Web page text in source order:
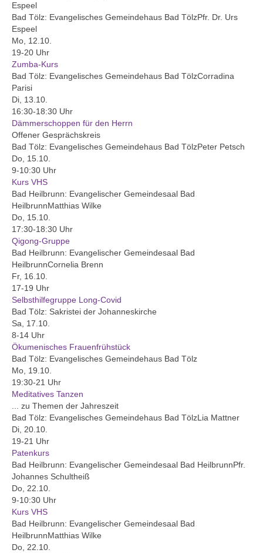
Beauftragungen
Protokolle
Johanneskirche Bad Tölz
Altarbild „Kreuzigung“ von Lovis Corinth
Karte der Ortsteile
Dekanat Bad Tölz
Evang. Erwachsenenbildung Oberland
Evang. Kirche in Deutschland
Kirchenmusik
Organisten
Männerchor
Projektchor für Frauen
Joyce
Jugend
Bilder Jugendarbeit
Freizeiten
Espeel
Bad Tölz: Evangelisches Gemeindehaus Bad TölzPfr. Dr. Urs
Espeel
Mo, 12.10.
19-20 Uhr
Zumba-Kurs
Bad Tölz: Evangelisches Gemeindehaus Bad TölzCorradina
Parisi
Di, 13.10.
16:30-18:30 Uhr
Dämmerschoppen für den Herrn
Offener Gesprächskreis
Bad Tölz: Evangelisches Gemeindehaus Bad TölzPeter Petsch
Do, 15.10.
9-10:30 Uhr
Kurs VHS
Bad Heilbrunn: Evangelischer Gemeindesaal Bad
HeilbrunnMatthias Wilke
Do, 15.10.
17:30-18:30 Uhr
Qigong-Gruppe
Bad Heilbrunn: Evangelischer Gemeindesaal Bad
HeilbrunnCornelia Brenn
Fr, 16.10.
17-19 Uhr
Selbsthilfegruppe Long-Covid
Bad Tölz: Sakristei der Johanneskirche
Sa, 17.10.
8-14 Uhr
Ökumenisches Frauenfrühstück
Bad Tölz: Evangelisches Gemeindehaus Bad Tölz
Mo, 19.10.
19:30-21 Uhr
Meditatives Tanzen
... zu Themen der Jahreszeit
Bad Tölz: Evangelisches Gemeindehaus Bad TölzLia Mattner
Di, 20.10.
19-21 Uhr
Patenkurs
Bad Heilbrunn: Evangelischer Gemeindesaal Bad HeilbrunnPfr.
Johannes Schultheiß
Do, 22.10.
9-10:30 Uhr
Kurs VHS
Bad Heilbrunn: Evangelischer Gemeindesaal Bad
HeilbrunnMatthias Wilke
Do, 22.10.